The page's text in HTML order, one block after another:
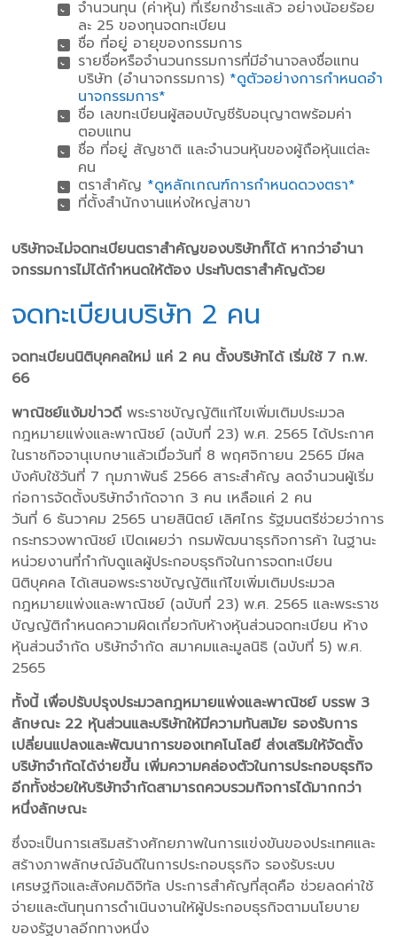
จํานวนทุน (ค่าหุ้น) ที่เรียกชําระแล้ว อย่างน้อยร้อย
ละ 25 ของทุนจดทะเบียน
ชื่อ ที่อยู่ อายุของกรรมการ
รายชื่อหรือจํานวนกรรมการที่มีอํานาจลงชื่อแทน
บริษัท (อํานาจกรรมการ) *ดูตัวอย่างการกําหนดอํา
นาจกรรมการ*
ชื่อ เลขทะเบียนผู้สอบบัญชีรับอนุญาตพร้อมค่า
ตอบแทน
ชื่อ ที่อยู่ สัญชาติ และจํานวนหุ้นของผู้ถือหุ้นแต่ละ
คน
ตราสําคัญ *ดูหลักเกณฑ์การกําหนดดวงตรา*
ที่ตั้งสํานักงานแห่งใหญ่สาขา
บริษัทจะไม่จดทะเบียนตราสําคัญของบริษัทก็ได้ หากว่าอํานา
จกรรมการไม่ได้กําหนดให้ต้อง ประทับตราสําคัญด้วย
จดทะเบียนบริษัท 2 คน
จดทะเบียนนิติบุคคลใหม่ แค่ 2 คน ตั้งบริษัทได้ เริ่มใช้ 7 ก.พ.
66
พาณิชย์แง้มข่าวดีพระราชบัญญัติแก้ไขเพิ่มเติมประมวล
กฎหมายแพ่งและพาณิชย์ (ฉบับที่ 23) พ.ศ. 2565 ได้ประกาศ
ในราชกิจจานุเบกษาแล้วเมื่อวันที่ 8 พฤศจิกายน 2565 มีผล
บังคับใช้วันที่ 7 กุมภาพันธ์ 2566 สาระสำคัญ ลดจำนวนผู้เริ่ม
ก่อการจัดตั้งบริษัทจำกัดจาก 3 คน เหลือแค่ 2 คน
วันที่ 6 ธันวาคม 2565 นายสินิตย์ เลิศไกร รัฐมนตรีช่วยว่าการ
กระทรวงพาณิชย์ เปิดเผยว่า กรมพัฒนาธุรกิจการค้า ในฐานะ
หน่วยงานที่กำกับดูแลผู้ประกอบธุรกิจในการจดทะเบียน
นิติบุคคล ได้เสนอพระราชบัญญัติแก้ไขเพิ่มเติมประมวล
กฎหมายแพ่งและพาณิชย์ (ฉบับที่ 23) พ.ศ. 2565 และพระราช
บัญญัติกำหนดความผิดเกี่ยวกับห้างหุ้นส่วนจดทะเบียน ห้าง
หุ้นส่วนจำกัด บริษัทจำกัด สมาคมและมูลนิธิ (ฉบับที่ 5) พ.ศ.
2565
ทั้งนี้ เพื่อปรับปรุงประมวลกฎหมายแพ่งและพาณิชย์ บรรพ 3
ลักษณะ 22 หุ้นส่วนและบริษัทให้มีความทันสมัย รองรับการ
เปลี่ยนแปลงและพัฒนาการของเทคโนโลยี ส่งเสริมให้จัดตั้ง
บริษัทจำกัดได้ง่ายขึ้น เพิ่มความคล่องตัวในการประกอบธุรกิจ
อีกทั้งช่วยให้บริษัทจำกัดสามารถควบรวมกิจการได้มากกว่า
หนึ่งลักษณะ
ซึ่งจะเป็นการเสริมสร้างศักยภาพในการแข่งขันของประเทศและ
สร้างภาพลักษณ์อันดีในการประกอบธุรกิจ รองรับระบบ
เศรษฐกิจและสังคมดิจิทัล ประการสำคัญที่สุดคือ ช่วยลดค่าใช้
จ่ายและต้นทุนการดำเนินงานให้ผู้ประกอบธุรกิจตามนโยบาย
ของรัฐบาลอีกทางหนึ่ง